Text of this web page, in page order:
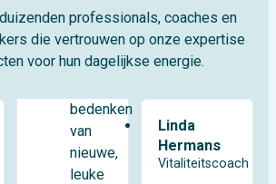
professionals, coaches en
die vertrouwen op onze expertise
voor hun dagelijkse energie.
bedenken
van
nieuwe,
leuke
Linda
Hermans
Vitaliteitscoach